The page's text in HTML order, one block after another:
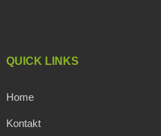
QUICK LINKS
Home
Kontakt